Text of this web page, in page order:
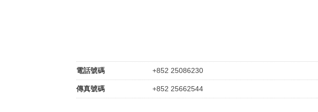
電話號碼 +852 25086230
傳真號碼 +852 25662544